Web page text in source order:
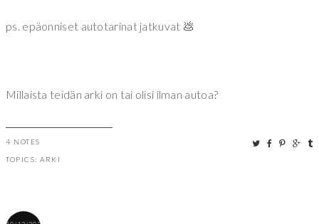
ps. epäonniset autotarinat jatkuvat 💩
Millaista teidän arki on tai olisi ilman autoa?
4 NOTES
TOPICS: ARKI